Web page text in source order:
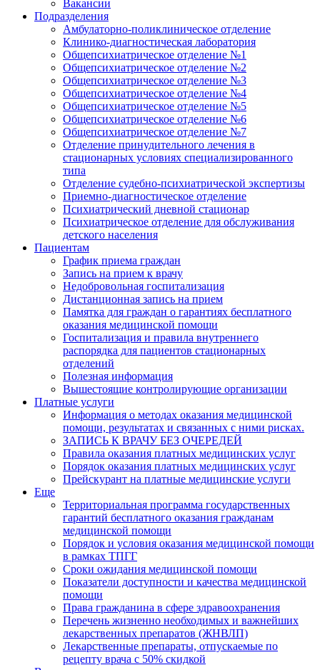
Вакансии
Подразделения
Амбулаторно-поликлиническое отделение
Клинико-диагностическая лаборатория
Общепсихиатрическое отделение №1
Общепсихиатрическое отделение №2
Общепсихиатрическое отделение №3
Общепсихиатрическое отделение №4
Общепсихиатрическое отделение №5
Общепсихиатрическое отделение №6
Общепсихиатрическое отделение №7
Отделение принудительного лечения в
стационарных условиях специализированного
типа
Отделение судебно-психиатрической экспертизы
Приемно-диагностическое отделение
Психиатрический дневной стационар
Психиатрическое отделение для обслуживания
детского населения
Пациентам
График приема граждан
Запись на прием к врачу
Недобровольная госпитализация
Дистанционная запись на прием
Памятка для граждан о гарантиях бесплатного
оказания медицинской помощи
Госпитализация и правила внутреннего
распорядка для пациентов стационарных
отделений
Полезная информация
Вышестоящие контролирующие организации
Платные услуги
Информация о методах оказания медицинской
помощи, результатах и связанных с ними рисках.
ЗАПИСЬ К ВРАЧУ БЕЗ ОЧЕРЕДЕЙ
Правила оказания платных медицинских услуг
Порядок оказания платных медицинских услуг
Прейскурант на платные медицинские услуги
Еще
Территориальная программа государственных
гарантий бесплатного оказания гражданам
медицинской помощи
Порядок и условия оказания медицинской помощи
в рамках ТПГГ
Сроки ожидания медицинской помощи
Показатели доступности и качества медицинской
помощи
Права гражданина в сфере здравоохранения
Перечень жизненно необходимых и важнейших
лекарственных препаратов (ЖНВЛП)
Лекарственные препараты, отпускаемые по
рецепту врача с 50% скидкой